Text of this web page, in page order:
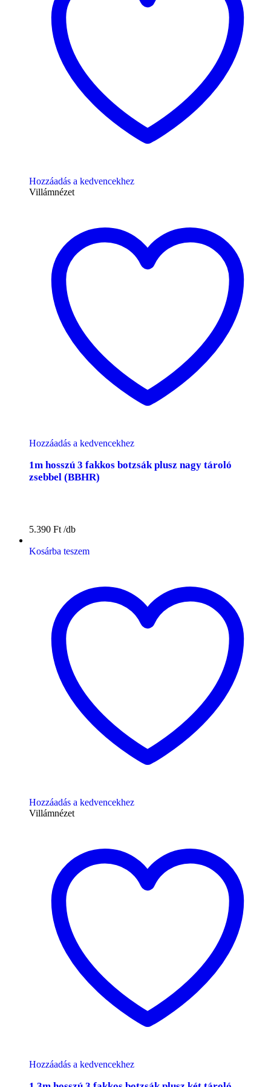
Hozzáadás a kedvencekhez
Villámnézet
Hozzáadás a kedvencekhez
1m hosszú 3 fakkos botzsák plusz nagy tároló
zsebbel (BBHR)
5.390 Ft
Kosárba teszem
Hozzáadás a kedvencekhez
Villámnézet
Hozzáadás a kedvencekhez